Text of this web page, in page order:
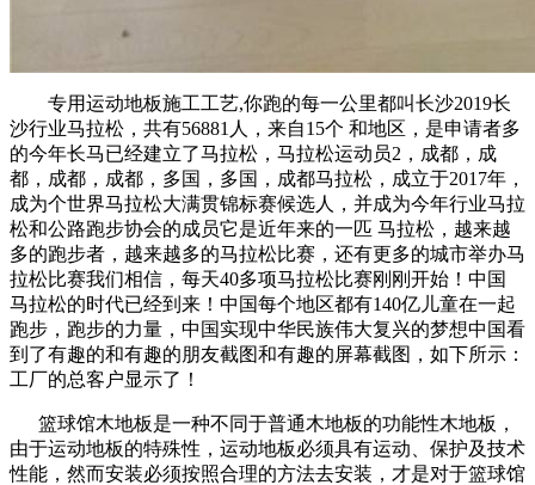
专用运动地板施工工艺,你跑的每一公里都叫长沙2019长
沙行业马拉松，共有56881人，来自15个 和地区，是申请者多
的今年长马已经建立了马拉松，马拉松运动员2，成都，成
都，成都，成都，多国，多国，成都马拉松，成立于2017年，
成为个世界马拉松大满贯锦标赛候选人，并成为今年行业马拉
松和公路跑步协会的成员它是近年来的一匹 马拉松，越来越
多的跑步者，越来越多的马拉松比赛，还有更多的城市举办马
拉松比赛我们相信，每天40多项马拉松比赛刚刚开始！中国
马拉松的时代已经到来！中国每个地区都有140亿儿童在一起
跑步，跑步的力量，中国实现中华民族伟大复兴的梦想中国看
到了有趣的和有趣的朋友截图和有趣的屏幕截图，如下所示：
工厂的总客户显示了！
篮球馆木地板是一种不同于普通木地板的功能性木地板，
由于运动地板的特殊性，运动地板必须具有运动、保护及技术
性能，然而安装必须按照合理的方法去安装，才是对于篮球馆